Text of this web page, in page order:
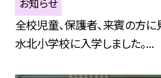
全校児童、保護者、来賓の方
水北小学校に入学しました。...